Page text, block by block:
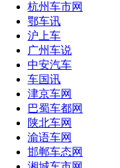
杭州车市网
鄂车讯
沪上车
广州车说
中安汽车
车国讯
津京车网
巴蜀车都网
陕北车网
渝语车网
邯郸车态网